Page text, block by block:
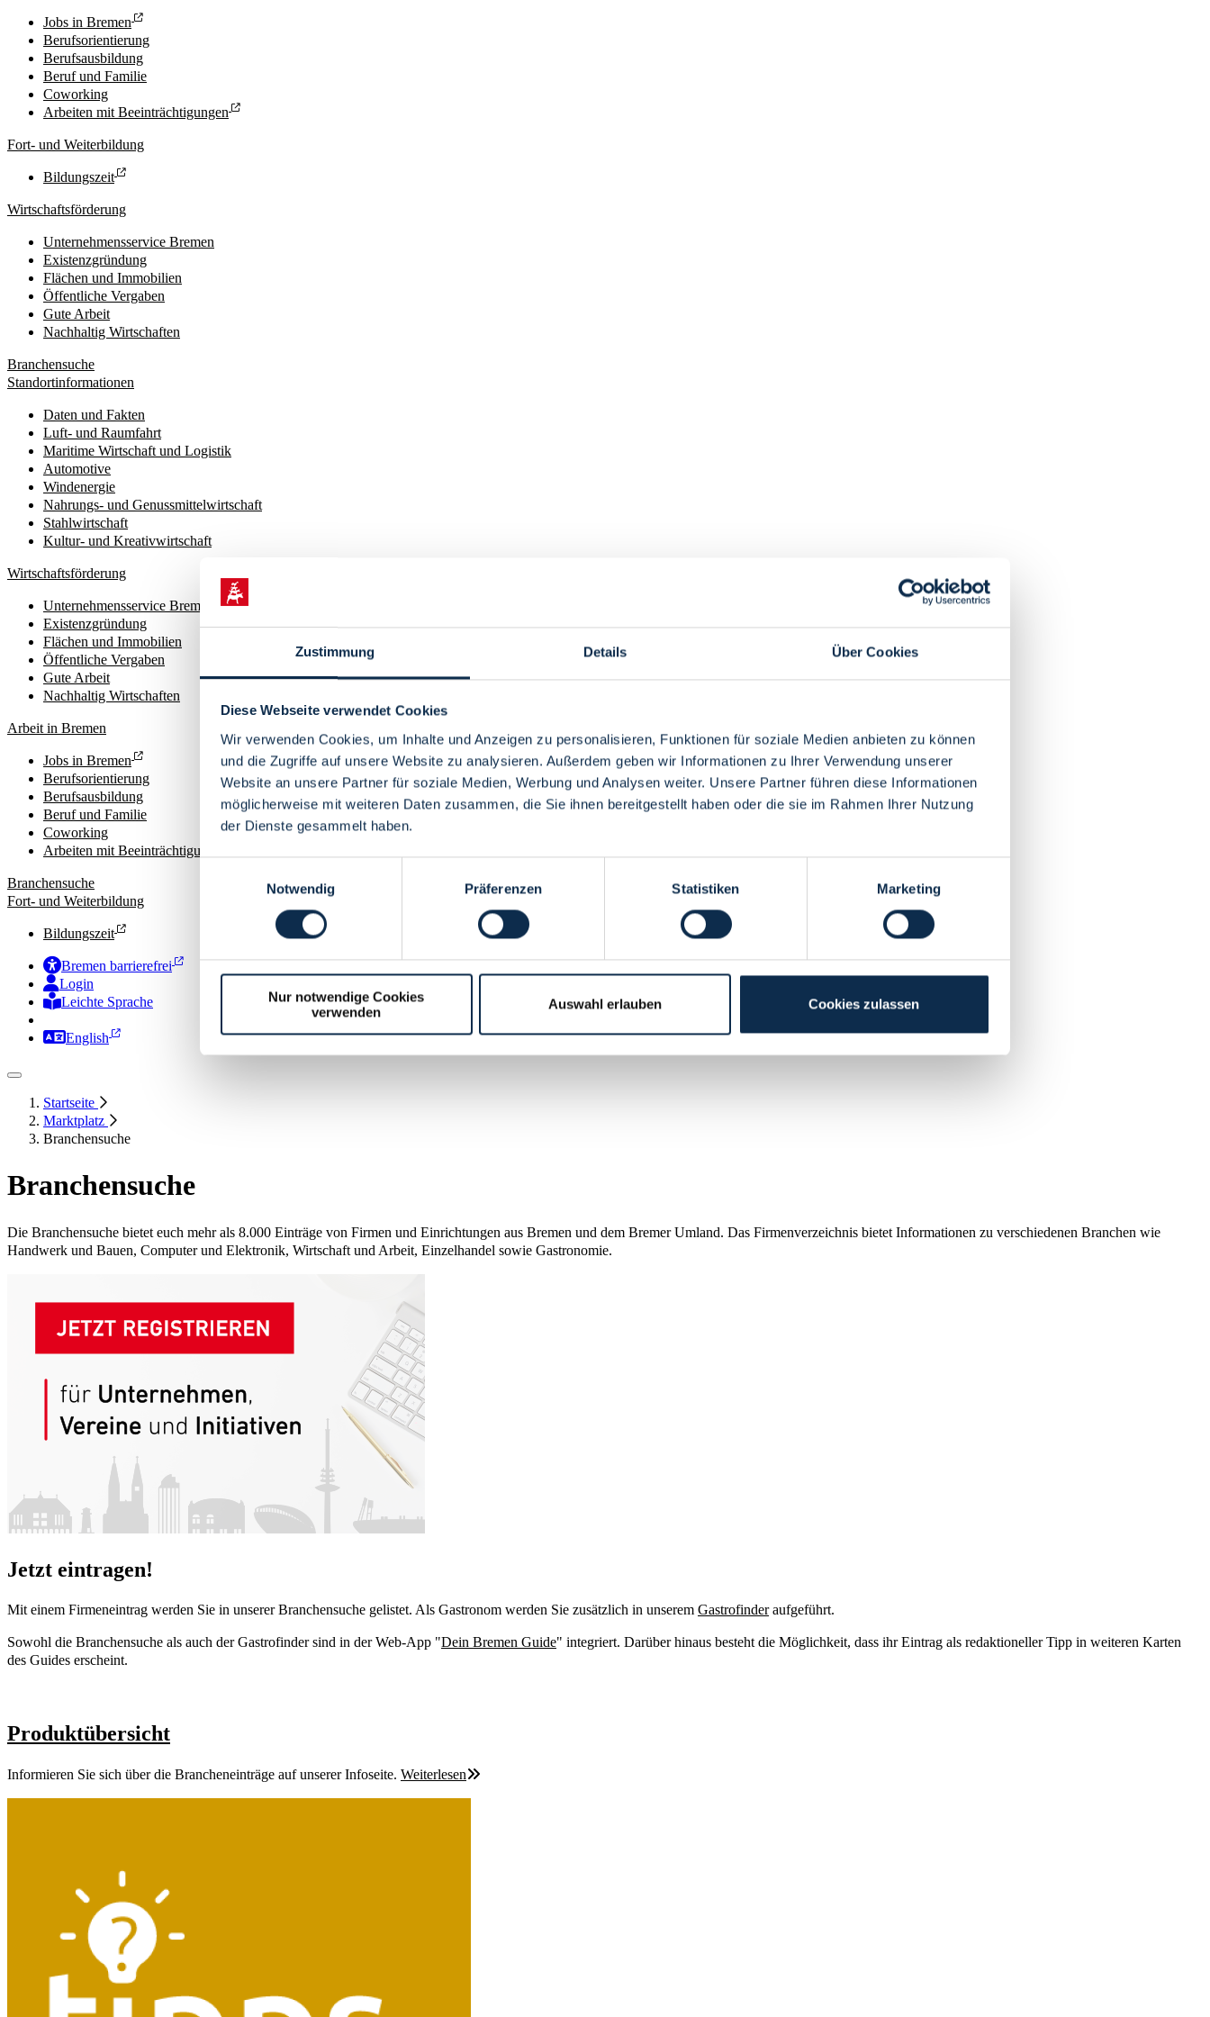
Zustimmung Details Über Cookies
Diese Webseite verwendet Cookies
Wir verwenden Cookies, um Inhalte und Anzeigen zu personalisieren, Funktionen für soziale Medien anbieten zu können
und die Zugriffe auf unsere Website zu analysieren. Außerdem geben wir Informationen zu Ihrer Verwendung unserer
Website an unsere Partner für soziale Medien, Werbung und Analysen weiter. Unsere Partner führen diese Informationen
möglicherweise mit weiteren Daten zusammen, die Sie ihnen bereitgestellt haben oder die sie im Rahmen Ihrer Nutzung
der Dienste gesammelt haben.
Notwendig
Präferenzen Statistiken Marketing
Nur notwendige Cookies
verwenden
Auswahl erlauben Cookies zulassen
Jobs in Bremen
Berufsorientierung
Berufsausbildung
Beruf und Familie
Coworking
Arbeiten mit Beeinträchtigungen
Fort- und Weiterbildung
Bildungszeit
Wirtschaftsförderung
Unternehmensservice Bremen
Existenzgründung
Flächen und Immobilien
Öffentliche Vergaben
Gute Arbeit
Nachhaltig Wirtschaften
Branchensuche
Standortinformationen
Daten und Fakten
Luft- und Raumfahrt
Maritime Wirtschaft und Logistik
Automotive
Windenergie
Nahrungs- und Genussmittelwirtschaft
Stahlwirtschaft
Kultur- und Kreativwirtschaft
Wirtschaftsförderung
Unternehmensservice Bremen
Existenzgründung
Flächen und Immobilien
Öffentliche Vergaben
Gute Arbeit
Nachhaltig Wirtschaften
Arbeit in Bremen
Jobs in Bremen
Berufsorientierung
Berufsausbildung
Beruf und Familie
Coworking
Arbeiten mit Beeinträchtigungen
Branchensuche
Fort- und Weiterbildung
Bildungszeit
Bremen barrierefrei
Login
Leichte Sprache
English
Startseite
Marktplatz
Branchensuche
Branchensuche
Die Branchensuche bietet euch mehr als 8.000 Einträge von Firmen und Einrichtungen aus Bremen und dem Bremer Umland. Das Firmenverzeichnis bietet Informationen zu verschiedenen Branchen wie
Handwerk und Bauen, Computer und Elektronik, Wirtschaft und Arbeit, Einzelhandel sowie Gastronomie.
Jetzt eintragen!
Mit einem Firmeneintrag werden Sie in unserer Branchensuche gelistet. Als Gastronom werden Sie zusätzlich in unserem Gastrofinderaufgeführt.
Sowohl die Branchensuche als auch der Gastrofinder sind in der Web-App "Dein Bremen Guide" integriert. Darüber hinaus besteht die Möglichkeit, dass ihr Eintrag als redaktioneller Tipp in weiteren Karten
des Guides erscheint.
Produktübersicht
Informieren Sie sich über die Brancheneinträge auf unserer Infoseite. Weiterlesen